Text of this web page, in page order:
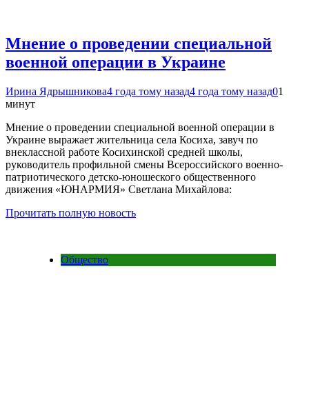
Мнение о проведении специальной
военной операции в Украине
Ирина Ядрышникова4 года тому назад4 года тому назад01
минут
Мнение о проведении специальной военной операции в
Украине выражает жительница села Косиха, завуч по
внеклассной работе Косихинской средней школы,
руководитель профильной смены Всероссийского военно-
патриотического детско-юношеского общественного
движения «ЮНАРМИЯ» Светлана Михайлова:
Прочитать полную новость
Общество